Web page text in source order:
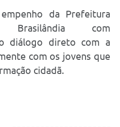
da Prefeitura
com
diálogo direto com a
com os jovens que
cidadã.